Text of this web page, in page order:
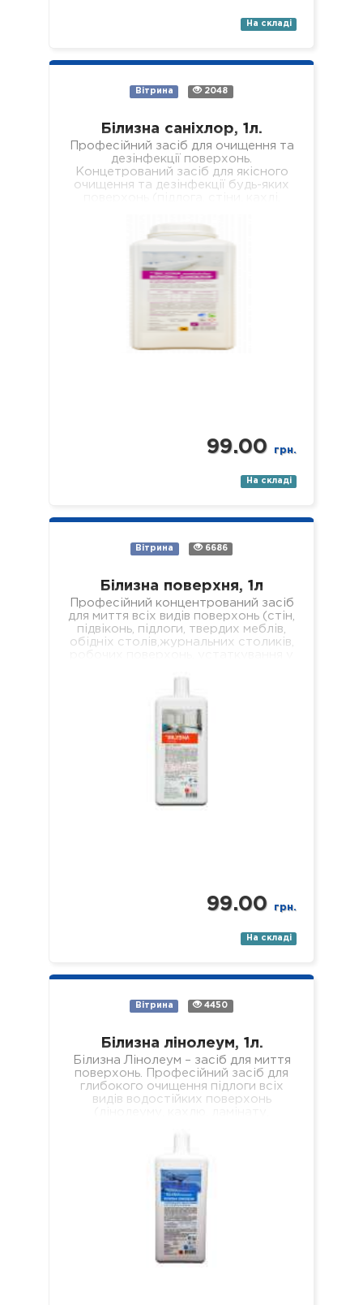
На складі
Вітрина 2048
Білизна саніхлор, 1л.
Професійний засіб для очищення та
дезінфекції поверхонь.
Концетрований засіб для якісного
очищення та дезінфекції будь-яких
піддони тощо). Засіб якісно…
99.00 грн.
На складі
Вітрина 6686
Білизна поверхня, 1л
Професійний концентрований засіб
для миття всіх видів поверхонь (стін,
підвіконь, підлоги, твердих меблів,
обідніх столів,журнальних столиків,
профілю). Властивості: -
99.00 грн.
На складі
Вітрина 4450
Білизна лінолеум, 1л.
Білизна Лінолеум – засіб для миття
поверхонь. Професійний засіб для
глибокого очищення підлоги всіх
видів водостійких поверхонь